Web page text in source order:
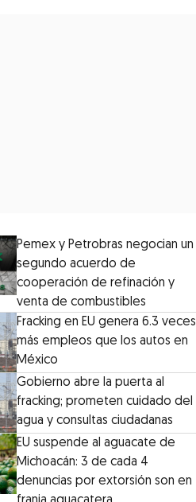
Pemex y Petrobras negocian un
segundo acuerdo de
cooperación de refinación y
venta de combustibles
Fracking en EU genera 6.3 veces
más empleos que los autos en
México
Gobierno abre la puerta al
fracking; prometen cuidado del
agua y consultas ciudadanas
EU suspende al aguacate de
Michoacán: 3 de cada 4
denuncias por extorsión son en